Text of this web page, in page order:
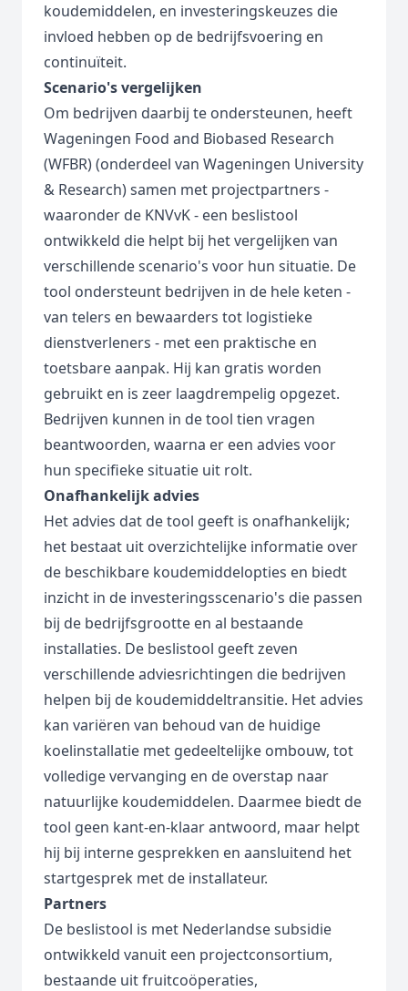
koudemiddelen, en investeringskeuzes die
invloed hebben op de bedrijfsvoering en
continuïteit.
Scenario's vergelijken
Om bedrijven daarbij te ondersteunen, heeft
Wageningen Food and Biobased Research
(WFBR)(onderdeel van Wageningen University
& Research) samen met projectpartners -
waaronder de KNVvK- een beslistool
ontwikkeld die helpt bij het vergelijken van
verschillende scenario's voor hun situatie. De
tool ondersteunt bedrijven in de hele keten -
van telers en bewaarders tot logistieke
dienstverleners - met een praktische en
toetsbare aanpak. Hij kan gratis worden
gebruikt en is zeer laagdrempelig opgezet.
Bedrijven kunnen in de tool tien vragen
beantwoorden, waarna er een advies voor
hun specifieke situatie uit rolt.
Onafhankelijk advies
Het advies dat de tool geeft is onafhankelijk;
het bestaat uit overzichtelijke informatie over
de beschikbare koudemiddelopties en biedt
inzicht in de investeringsscenario's die passen
bij de bedrijfsgrootte en al bestaande
installaties. De beslistool geeft zeven
verschillende adviesrichtingen die bedrijven
helpen bij de koudemiddeltransitie. Het advies
kan variëren van behoud van de huidige
koelinstallatie met gedeeltelijke ombouw, tot
volledige vervanging en de overstap naar
natuurlijke koudemiddelen. Daarmee biedt de
tool geen kant-en-klaar antwoord, maar helpt
hij bij interne gesprekken en aansluitend het
startgesprek met de installateur.
Partners
De beslistool is met Nederlandse subsidie
ontwikkeld vanuit een projectconsortium,
bestaande uit fruitcoöperaties,